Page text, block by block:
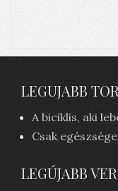
LEGÚJABB
A biciklis, aki
Csak
LEGÚJABB